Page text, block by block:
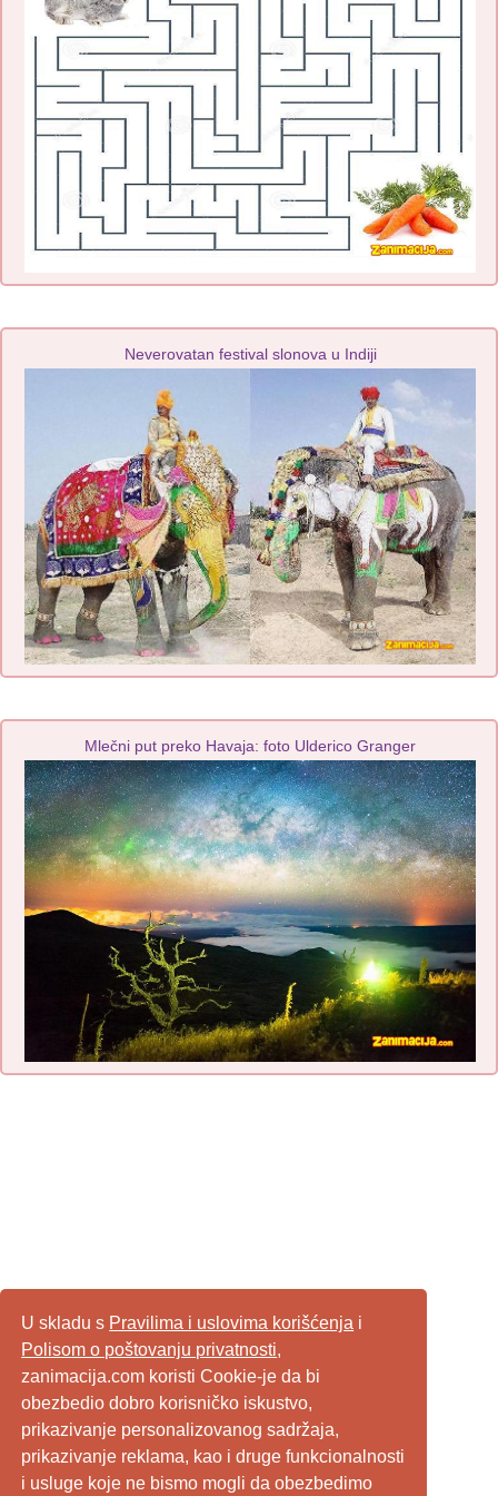
U skladu s Pravilima i uslovima korišćenja i
Polisom o poštovanju privatnosti,
zanimacija.com koristi Cookie-je da bi
obezbedio dobro korisničko iskustvo,
prikazivanje personalizovanog sadržaja,
prikazivanje reklama, kao i druge funkcionalnosti
i usluge koje ne bismo mogli da obezbedimo
Neverovatan festival slonova u Indiji
Mlečni put preko Havaja: foto Ulderico Granger